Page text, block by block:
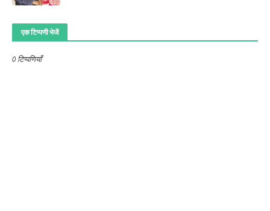
एक टिप्पणी भेजें
0 टिप्पणियाँ